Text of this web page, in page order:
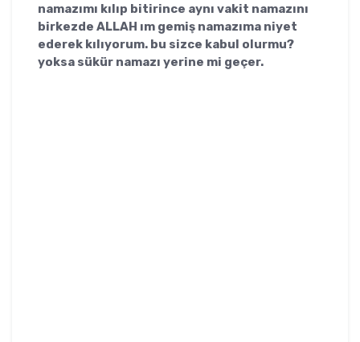
namazımı kılıp bitirince aynı vakit namazını
birkezde ALLAH ım gemiş namazıma niyet
ederek kılıyorum. bu sizce kabul olurmu?
yoksa sükür namazı yerine mi geçer.